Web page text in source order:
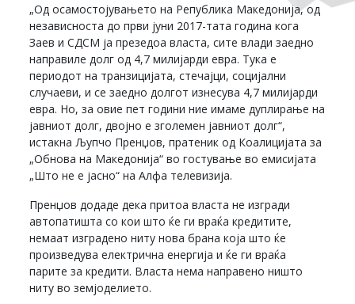
„Од осамостојувањето на Република Македонија, од
независноста до први јуни 2017-тата година кога
Заев и СДСМ ја презедоа власта, сите влади заедно
направиле долг од 4,7 милијарди евра. Тука е
периодот на транзицијата, стечајци, социјални
случаеви, и се заедно долгот изнесува 4,7 милијарди
евра. Но, за овие пет години ние имаме дуплирање на
јавниот долг, двојно е зголемен јавниот долг“,
истакна Љупчо Пренџов, пратеник од Коалицијата за
„Обнова на Македонија“ во гостување во емисијата
„Што не е јасно“ на Алфа телевизија.
Пренџов додаде дека притоа власта не изгради
автопатишта со кои што ќе ги враќа кредитите,
немаат изградено ниту нова брана која што ќе
произведува електрична енергија и ќе ги враќа
парите за кредити. Власта нема направено ништо
ниту во земјоделието.